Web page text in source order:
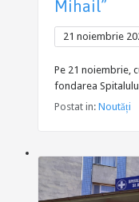
Mihail”
21 noiembrie
Pe 21 noiembrie,
fondarea
Postat in: Noutăți